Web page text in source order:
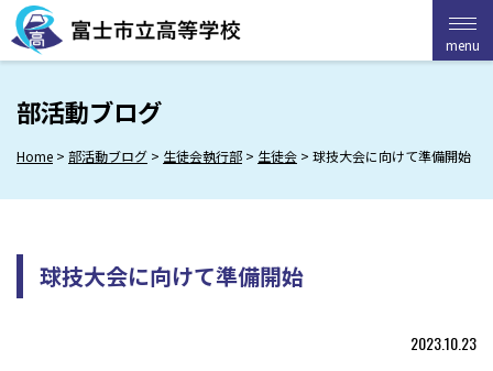
Skip
to
content
部活動ブログ
Home > 部活動ブログ > 生徒会執行部 > 生徒会 > 球技大会に向けて準備開始
球技大会に向けて準備開始
2023.10.23
menu
menu